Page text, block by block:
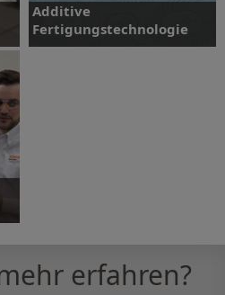
Additive
Fertigungstechnologie
erfahren?